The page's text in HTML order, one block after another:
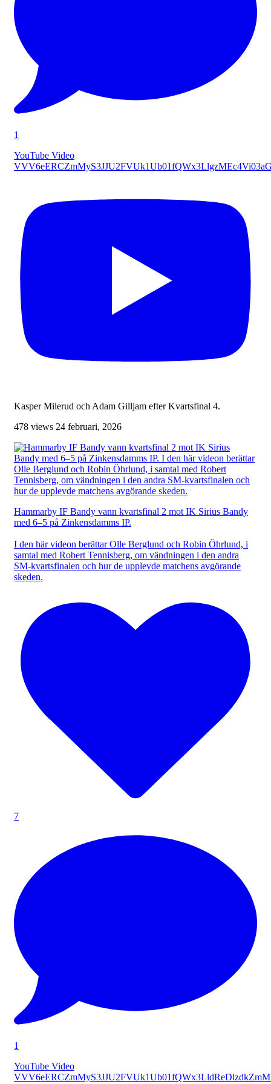
1
YouTube Video
Kasper Milerud och Adam Gilljam efter Kvartsfinal 4.
478 views 24 februari, 2026
Hammarby IF Bandy vann kvartsfinal 2 mot IK Sirius Bandy
med 6–5 på Zinkensdamms IP.
I den här videon berättar Olle Berglund och Robin Öhrlund, i
samtal med Robert Tennisberg, om vändningen i den andra
SM-kvartsfinalen och hur de upplevde matchens avgörande
skeden.
7
1
YouTube Video